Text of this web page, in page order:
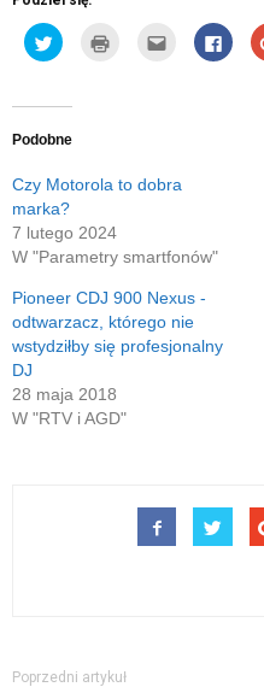
Udostępnij
na
nowym
Kliknij
wydrukować(Otwiera
Kliknij,
wysłać
w
nowym
Click
to
share
Podobne
Czy Motorola to dobra
marka?
7 lutego 2024
W "Parametry smartfonów"
Pioneer CDJ 900 Nexus -
odtwarzacz, którego nie
wstydziłby się profesjonalny
DJ
28 maja 2018
W "RTV i AGD"
Poprzedni artykuł